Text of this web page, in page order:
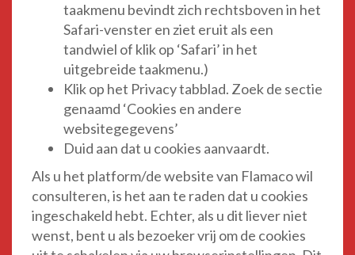
taakmenu bevindt zich rechtsboven in het
Safari-venster en ziet eruit als een
tandwiel of klik op ‘Safari’ in het
uitgebreide taakmenu.)
Klik op het Privacy tabblad. Zoek de sectie
genaamd ‘Cookies en andere
websitegegevens’
Duid aan dat u cookies aanvaardt.
Als u het platform/de website van Flamaco wil
consulteren, is het aan te raden dat u cookies
ingeschakeld hebt. Echter, als u dit liever niet
wenst, bent u als bezoeker vrij om de cookies